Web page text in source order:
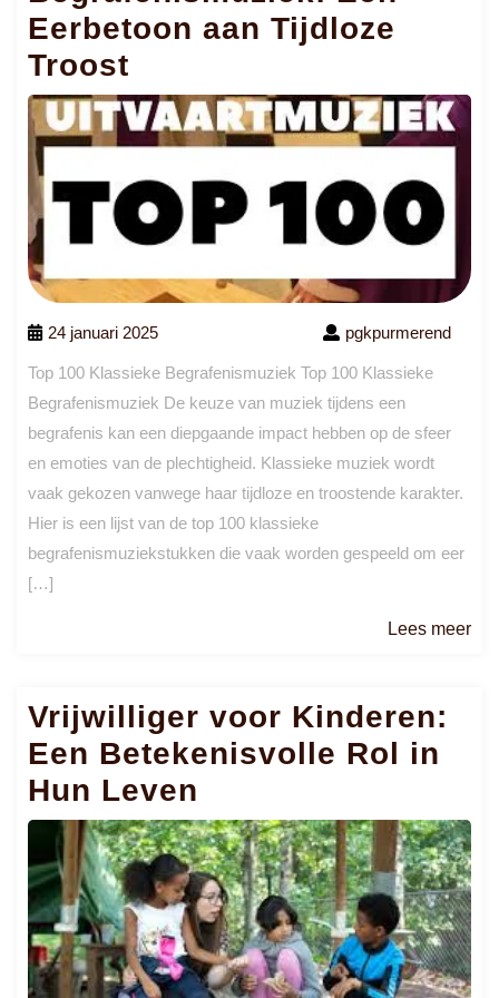
Eerbetoon aan Tijdloze
Troost
24 januari 2025 pgkpurmerend
Top 100 Klassieke Begrafenismuziek Top 100 Klassieke
Begrafenismuziek De keuze van muziek tijdens een
begrafenis kan een diepgaande impact hebben op de sfeer
en emoties van de plechtigheid. Klassieke muziek wordt
vaak gekozen vanwege haar tijdloze en troostende karakter.
Hier is een lijst van de top 100 klassieke
begrafenismuziekstukken die vaak worden gespeeld om eer
[…]
Lees meer
Vrijwilliger voor Kinderen:
Een Betekenisvolle Rol in
Hun Leven